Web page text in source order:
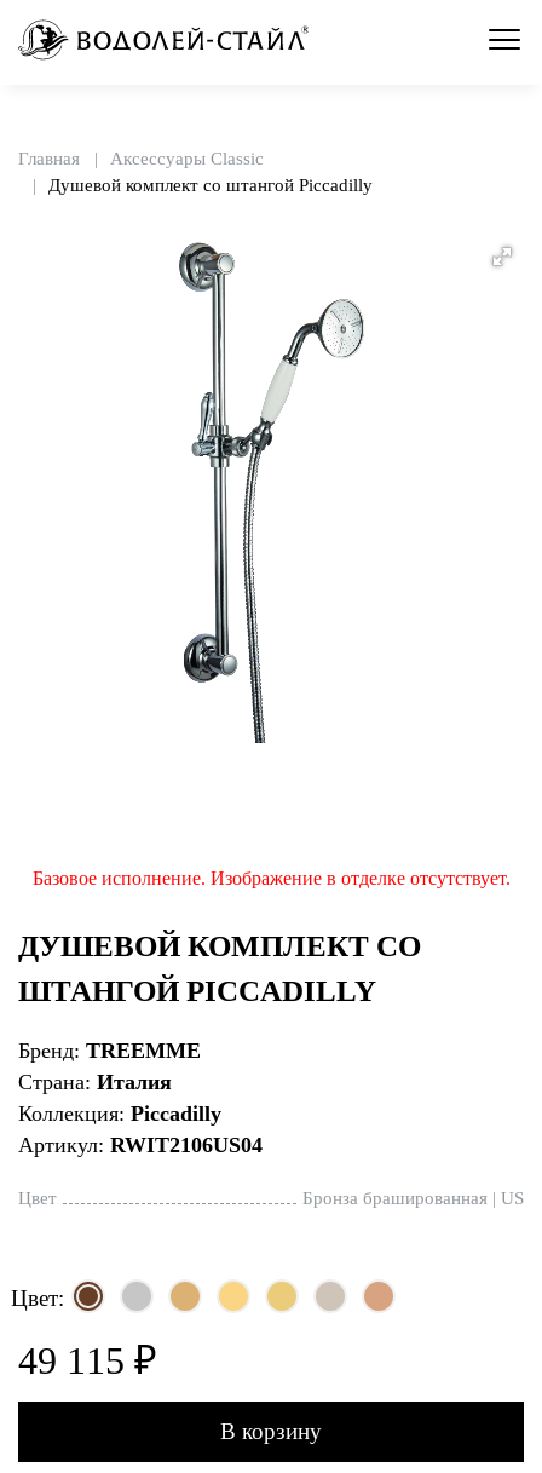
Главная
Аксессуары Classic
Душевой комплект со штангой Piccadilly
Базовое исполнение. Изображение в отделке отсутствует.
ДУШЕВОЙ КОМПЛЕКТ СО
ШТАНГОЙ PICCADILLY
Бренд: TREEMME
Страна: Италия
Коллекция: Piccadilly
Артикул: RWIT2106US04
Цвет Бронза брашированная | US
Цвет:
49 115 ₽
В корзину